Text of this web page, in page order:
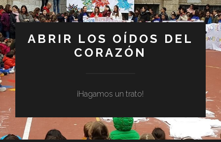
ABRIR LOS OÍDOS DEL
CORAZÓN
¡Hagamos un trato!